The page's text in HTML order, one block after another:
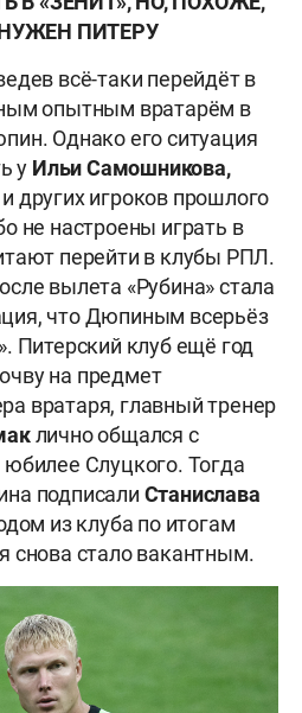
ПИТЕРУ
всё-таки перейдёт в
опытным вратарём в
Однако его ситуация
у Ильи Самошникова,
и других игроков прошлого
не настроены играть в
перейти в клубы РПЛ.
вылета «Рубина» стала
что Дюпиным всерьёз
Питерский клуб ещё год
на предмет
вратаря, главный тренер
лично общался с
Слуцкого. Тогда
подписали Станислава
из клуба по итогам
снова стало вакантным.